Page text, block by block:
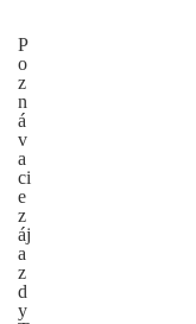
P
o
z
n
á
v
a
ci
e
z
áj
a
z
d
y